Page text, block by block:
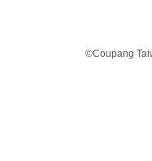
©Coupang